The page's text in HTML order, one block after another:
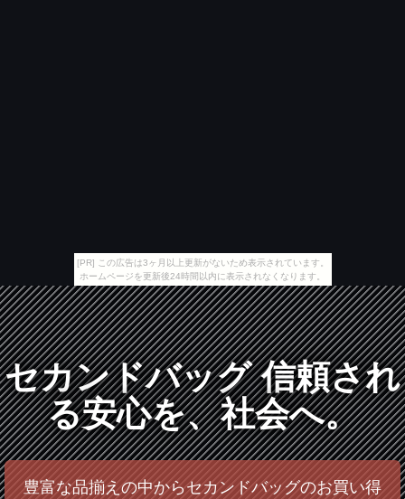
[PR] この広告は3ヶ月以上更新がないため表示されています。
ホームページを更新後24時間以内に表示されなくなります。
セカンドバッグ 信頼され
る安心を、社会へ。
豊富な品揃えの中からセカンドバッグのお買い得